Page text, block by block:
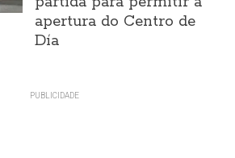
apertura do Centro de
Día